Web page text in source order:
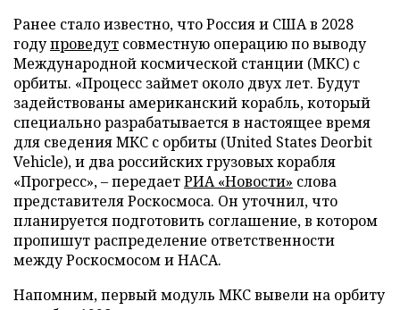
Ранее стало известно, что Россия и США в 2028
годупроведут совместную операцию по выводу
Международной космической станции (МКС) с
орбиты. «Процесс займет около двух лет. Будут
задействованы американский корабль, который
специально разрабатывается в настоящее время
для сведения МКС с орбиты (United States Deorbit
Vehicle), и два российских грузовых корабля
«Прогресс», – передаетРИА «Новости» слова
представителя Роскосмоса. Он уточнил, что
планируется подготовить соглашение, в котором
пропишут распределение ответственности
между Роскосмосом и НАСА.
Напомним, первый модуль МКС вывели на орбиту